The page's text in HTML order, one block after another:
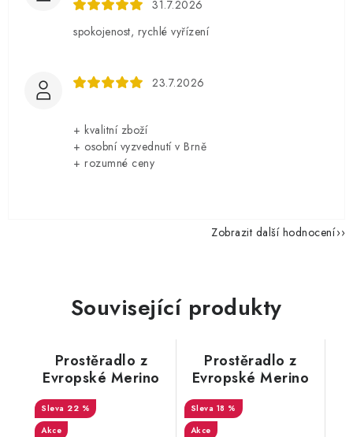
31.7.2026
spokojenost, rychlé vyřízení
23.7.2026
+ kvalitní zboží
+ osobní vyzvednutí v Brně
+ rozumné ceny
Zobrazit další hodnocení
Související produkty
Prostěradlo z
Evropské Merino
ovčí vlny 140x200
cm
22 %
Akce
Prostěradlo z
Evropské Merino
ovčí vlny 220x200
cm
18 %
Akce